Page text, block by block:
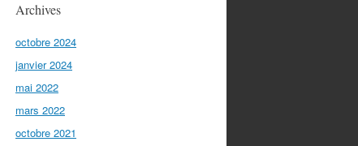
Archives
octobre 2024
janvier 2024
mai 2022
mars 2022
octobre 2021